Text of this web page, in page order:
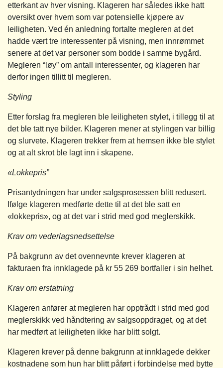
etterkant av hver visning. Klageren har således ikke hatt
oversikt over hvem som var potensielle kjøpere av
leiligheten. Ved én anledning fortalte megleren at det
hadde vært tre interessenter på visning, men innrømmet
senere at det var personer som bodde i samme bygård.
Megleren “løy” om antall interessenter, og klageren har
derfor ingen tillitt til megleren.
Styling
Etter forslag fra megleren ble leiligheten stylet, i tillegg til at
det ble tatt nye bilder. Klageren mener at stylingen var billig
og slurvete. Klageren trekker frem at hemsen ikke ble stylet
og at alt skrot ble lagt inn i skapene.
«Lokkepris”
Prisantydningen har under salgsprosessen blitt redusert.
Ifølge klageren medførte dette til at det ble satt en
«lokkepris», og at det var i strid med god meglerskikk.
Krav om vederlagsnedsettelse
På bakgrunn av det ovennevnte krever klageren at
fakturaen fra innklagede på kr 55 269 bortfaller i sin helhet.
Krav om erstatning
Klageren anfører at megleren har opptrådt i strid med god
meglerskikk ved håndtering av salgsoppdraget, og at det
har medført at leiligheten ikke har blitt solgt.
Klageren krever på denne bakgrunn at innklagede dekker
kostnadene som hun har blitt påført i forbindelse med bytte